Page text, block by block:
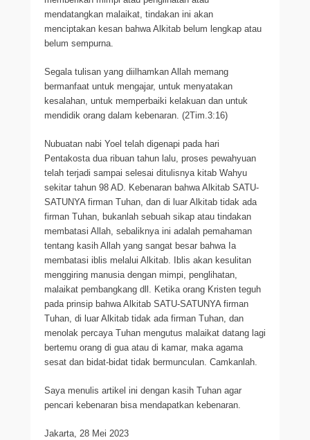
mendatangkan malaikat, tindakan ini akan
menciptakan kesan bahwa Alkitab belum lengkap atau
belum sempurna.
Segala tulisan yang diilhamkan Allah memang
bermanfaat untuk mengajar, untuk menyatakan
kesalahan, untuk memperbaiki kelakuan dan untuk
mendidik orang dalam kebenaran. (2Tim.3:16)
Nubuatan nabi Yoel telah digenapi pada hari
Pentakosta dua ribuan tahun lalu, proses pewahyuan
telah terjadi sampai selesai ditulisnya kitab Wahyu
sekitar tahun 98 AD. Kebenaran bahwa Alkitab SATU-
SATUNYA firman Tuhan, dan di luar Alkitab tidak ada
firman Tuhan, bukanlah sebuah sikap atau tindakan
membatasi Allah, sebaliknya ini adalah pemahaman
tentang kasih Allah yang sangat besar bahwa Ia
membatasi iblis melalui Alkitab. Iblis akan kesulitan
menggiring manusia dengan mimpi, penglihatan,
malaikat pembangkang dll. Ketika orang Kristen teguh
pada prinsip bahwa Alkitab SATU-SATUNYA firman
Tuhan, di luar Alkitab tidak ada firman Tuhan, dan
menolak percaya Tuhan mengutus malaikat datang lagi
bertemu orang di gua atau di kamar, maka agama
sesat dan bidat-bidat tidak bermunculan. Camkanlah.
Saya menulis artikel ini dengan kasih Tuhan agar
pencari kebenaran bisa mendapatkan kebenaran.
Jakarta, 28 Mei 2023